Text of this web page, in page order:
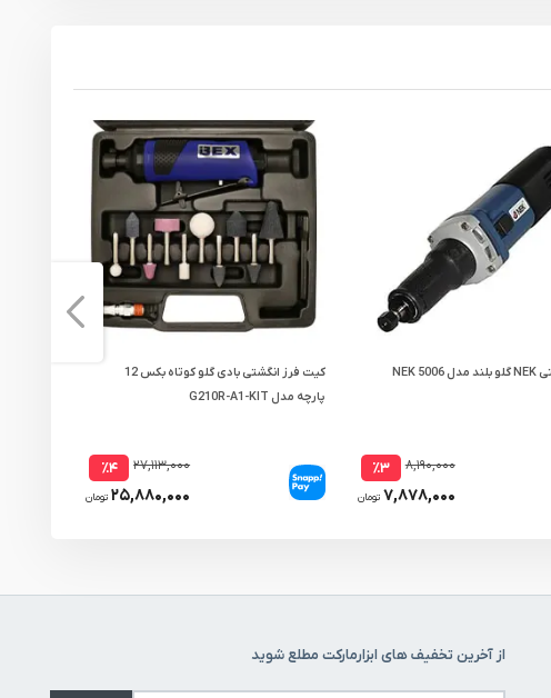
فرز انگشتی NEK گلو بلند مدل NEK 5006
۸,۱۹۰,۰۰۰ ٪۳
۷,۸۷۸,۰۰۰ تومان
کیت فرز انگشتی بادی گلو کوتاه بکس 12
پارچه مدل G210R-A1-KIT
۲۷,۱۱۳,۰۰۰ ٪۴
۲۵,۸۸۰,۰۰۰ تومان
از آخرین تخفیف های ابزارمارکت مطلع شوید